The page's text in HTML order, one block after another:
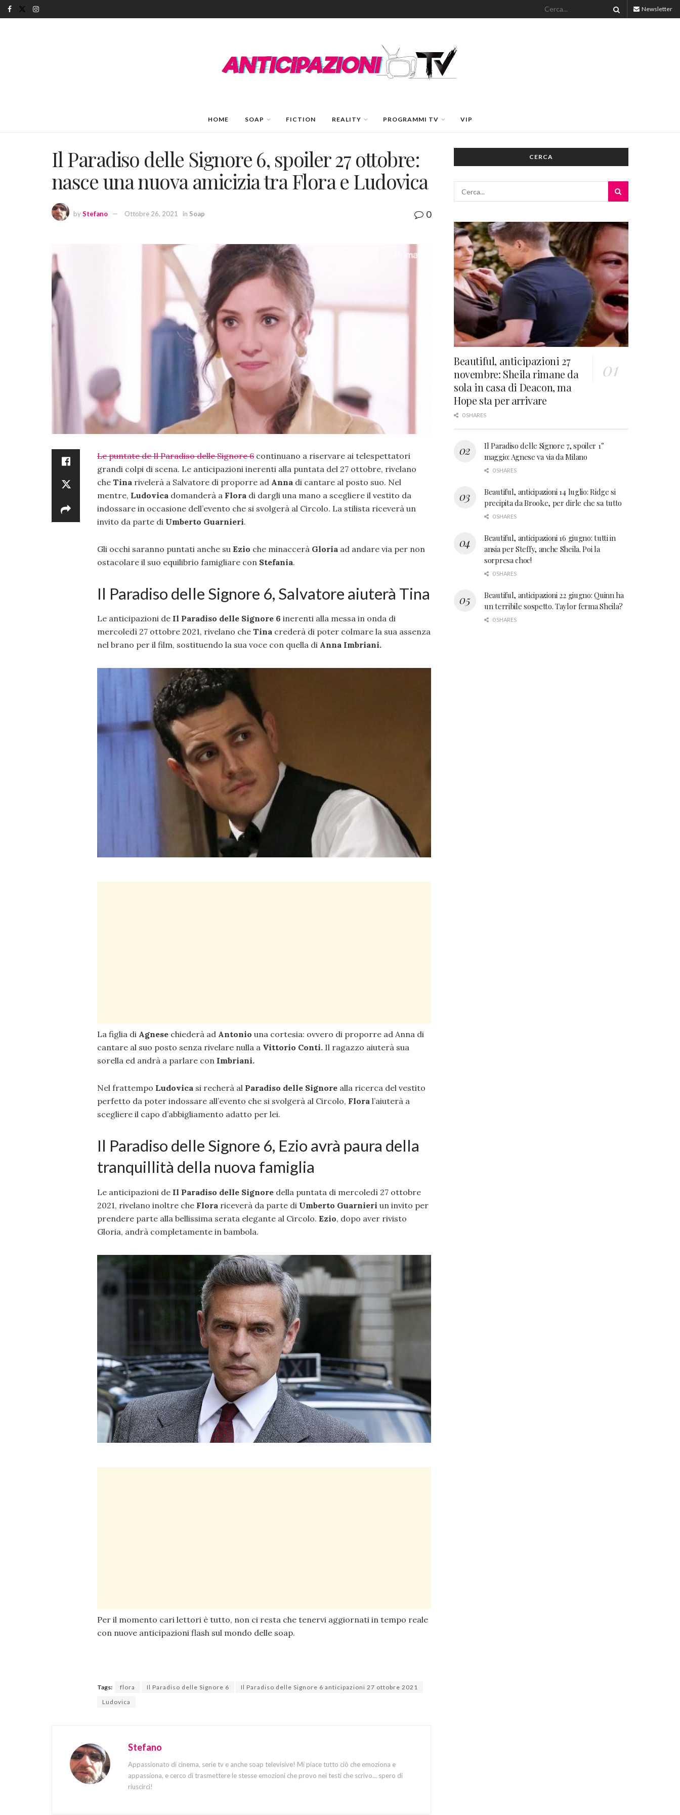
Newsletter
HOME SOAP FICTION REALITY PROGRAMMI TV VIP
Il Paradiso delle Signore 6, spoiler 27 ottobre:
nasce una nuova amicizia tra Flora e Ludovica
byStefano Ottobre 26, 2021 in Soap 0
Le puntate de Il Paradiso delle Signore 6 continuano a riservare ai telespettatori
grandi colpi di scena. Le anticipazioni inerenti alla puntata del 27 ottobre, rivelano
che Tina rivelerà a Salvatore di proporre ad Anna di cantare al posto suo. Nel
mentre, Ludovica domanderà a Flora di dargli una mano a scegliere il vestito da
indossare in occasione dell’evento che si svolgerà al Circolo. La stilista riceverà un
invito da parte di Umberto Guarnieri.
Gli occhi saranno puntati anche su Ezio che minaccerà Gloria ad andare via per non
ostacolare il suo equilibrio famigliare con Stefania.
Il Paradiso delle Signore 6, Salvatore aiuterà Tina
Le anticipazioni de Il Paradiso delle Signore 6 inerenti alla messa in onda di
mercoledì 27 ottobre 2021, rivelano che Tina crederà di poter colmare la sua assenza
nel brano per il film, sostituendo la sua voce con quella di Anna Imbriani.
La figlia di Agnese chiederà ad Antonio una cortesia: ovvero di proporre ad Anna di
cantare al suo posto senza rivelare nulla a Vittorio Conti. Il ragazzo aiuterà sua
sorella ed andrà a parlare con Imbriani.
Nel frattempo Ludovica si recherà al Paradiso delle Signore alla ricerca del vestito
perfetto da poter indossare all’evento che si svolgerà al Circolo, Flora l’aiuterà a
scegliere il capo d’abbigliamento adatto per lei.
Il Paradiso delle Signore 6, Ezio avrà paura della
tranquillità della nuova famiglia
Le anticipazioni de Il Paradiso delle Signore della puntata di mercoledì 27 ottobre
2021, rivelano inoltre che Flora riceverà da parte di Umberto Guarnieri un invito per
prendere parte alla bellissima serata elegante al Circolo. Ezio, dopo aver rivisto
Gloria, andrà completamente in bambola.
Per il momento cari lettori è tutto, non ci resta che tenervi aggiornati in tempo reale
con nuove anticipazioni flash sul mondo delle soap.
Tags: flora Il Paradiso delle Signore 6
Il Paradiso delle Signore 6 anticipazioni 27 ottobre 2021
Ludovica
Stefano
Appassionato di cinema, serie tv e anche soap televisive! Mi piace tutto ciò che emoziona e
appassiona, e cerco di trasmettere le stesse emozioni che provo nei testi che scrivo... spero di
riuscirci!
CERCA
Beautiful, anticipazioni 27
novembre: Sheila rimane da
sola in casa di Deacon, ma
Hope sta per arrivare
0 SHARES
Il Paradiso delle Signore 7, spoiler 1°
maggio: Agnese va via da Milano
0 SHARES
Beautiful, anticipazioni 14 luglio: Ridge si
precipita da Brooke, per dirle che sa tutto
0 SHARES
Beautiful, anticipazioni 16 giugno: tutti in
ansia per Steffy, anche Sheila. Poi la
sorpresa choc!
0 SHARES
Beautiful, anticipazioni 22 giugno: Quinn ha
un terribile sospetto. Taylor ferma Sheila?
0 SHARES